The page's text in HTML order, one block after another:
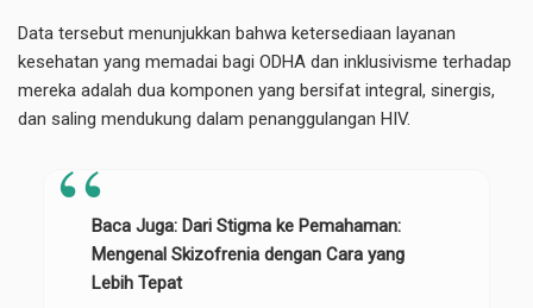
Data tersebut menunjukkan bahwa ketersediaan layanan
kesehatan yang memadai bagi ODHA dan inklusivisme terhadap
mereka adalah dua komponen yang bersifat integral, sinergis,
dan saling mendukung dalam penanggulangan HIV.
Baca Juga: Dari Stigma ke Pemahaman:
Mengenal Skizofrenia dengan Cara yang
Lebih Tepat